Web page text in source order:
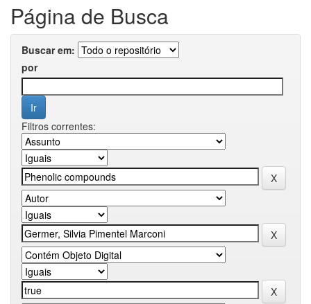
Página de Busca
Buscar em:
por
Filtros correntes: